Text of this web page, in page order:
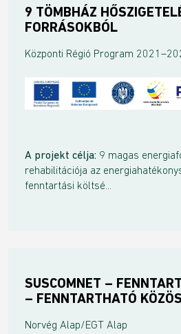
9 TÖMBHÁZ
FORRÁSOKBÓL
Központi Régió Program
A projekt célja: 9 magas
rehabilitációja az
fenntartási költsé...
SUSCOMNET –
– FENNTARTHATÓ
Norvég Alap/EGT Alap